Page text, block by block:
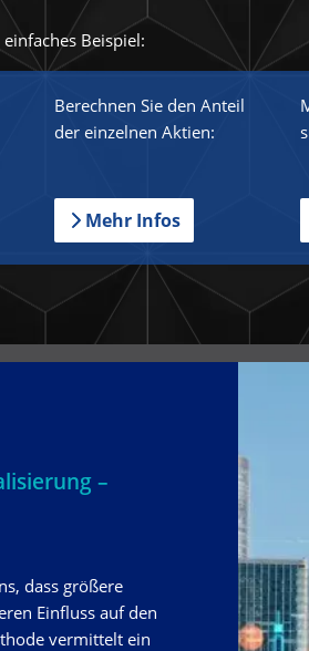
Beispiel:
Berechnen Sie den Anteil
der einzelnen Aktien:
Mehr Infos
–
dass größere
Einfluss auf den
vermittelt ein